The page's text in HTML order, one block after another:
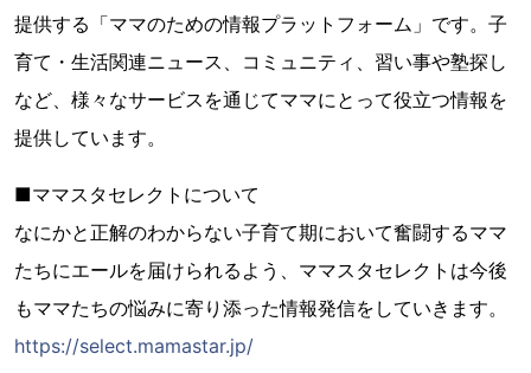
提供する「ママのための情報プラットフォーム」です。子
育て・生活関連ニュース、コミュニティ、習い事や塾探し
など、様々なサービスを通じてママにとって役立つ情報を
提供しています。
■ママスタセレクトについて
なにかと正解のわからない子育て期において奮闘するママ
たちにエールを届けられるよう、ママスタセレクトは今後
もママたちの悩みに寄り添った情報発信をしていきます。
https://select.mamastar.jp/